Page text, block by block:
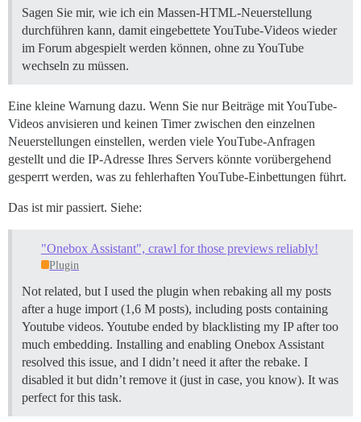
Sagen Sie mir, wie ich ein Massen-HTML-Neuerstellung
durchführen kann, damit eingebettete YouTube-Videos wieder
im Forum abgespielt werden können, ohne zu YouTube
wechseln zu müssen.
Eine kleine Warnung dazu. Wenn Sie nur Beiträge mit YouTube-
Videos anvisieren und keinen Timer zwischen den einzelnen
Neuerstellungen einstellen, werden viele YouTube-Anfragen
gestellt und die IP-Adresse Ihres Servers könnte vorübergehend
gesperrt werden, was zu fehlerhaften YouTube-Einbettungen führt.
Das ist mir passiert. Siehe:
"Onebox Assistant", crawl for those previews reliably!
Plugin
Not related, but I used the plugin when rebaking all my posts
after a huge import (1,6 M posts), including posts containing
Youtube videos. Youtube ended by blacklisting my IP after too
much embedding. Installing and enabling Onebox Assistant
resolved this issue, and I didn’t need it after the rebake. I
disabled it but didn’t remove it (just in case, you know). It was
perfect for this task.